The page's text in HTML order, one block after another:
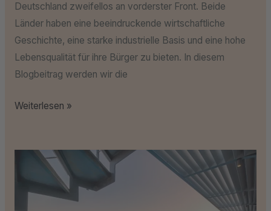
Deutschland zweifellos an vorderster Front. Beide
Länder haben eine beeindruckende wirtschaftliche
Geschichte, eine starke industrielle Basis und eine hohe
Lebensqualität für ihre Bürger zu bieten. In diesem
Blogbeitrag werden wir die
Weiterlesen »
Stilvoller
Der
Luxuriöse